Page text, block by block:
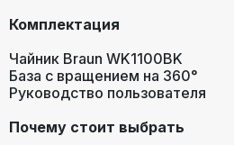
Комплектация
Чайник Braun WK1100BK
База с вращением на 360°
Руководство пользователя
Почему стоит выбрать